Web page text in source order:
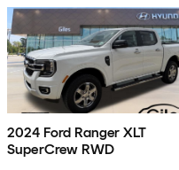
2024 Ford Ranger XLT
SuperCrew RWD